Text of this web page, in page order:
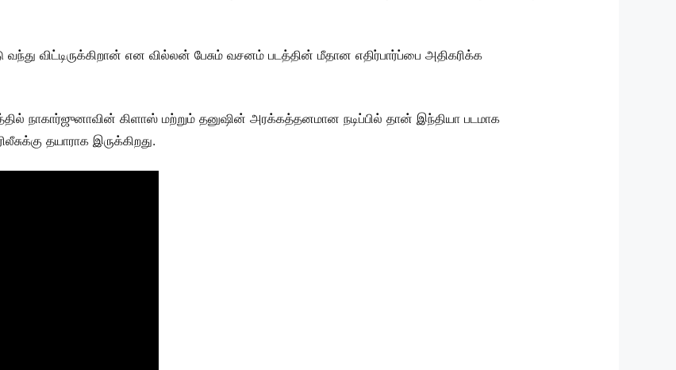
விட்டிருக்கிறான் என வில்லன் பேசும் வசனம் படத்தின் மீதான எதிர்பார்ப்பை அதிகரிக்க
நாகார்ஜுனாவின் கிளாஸ் மற்றும் தனுஷின் அரக்கத்தனமான நடிப்பில் தான் இந்தியா படமாக
தயாராக இருக்கிறது.